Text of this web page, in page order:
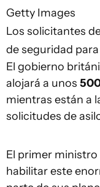
Getty Images
Los solicitantes
de seguridad
El gobierno
alojará a unos
mientras están a
solicitudes de
El primer
habilitar este